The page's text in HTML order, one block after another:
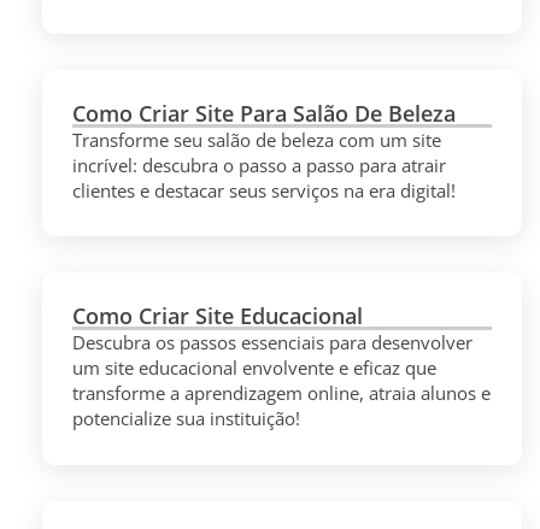
Como Criar Site Para Salão De Beleza
Transforme seu salão de beleza com um site
incrível: descubra o passo a passo para atrair
clientes e destacar seus serviços na era digital!
Como Criar Site Educacional
Descubra os passos essenciais para desenvolver
um site educacional envolvente e eficaz que
transforme a aprendizagem online, atraia alunos e
potencialize sua instituição!